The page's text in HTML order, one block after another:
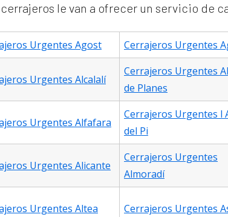
le van a ofrecer un servicio de
Urgentes Agost Cerrajeros Urgentes
Urgentes Alcalalí
Cerrajeros Urgentes
de Planes
Urgentes Alfafara
Cerrajeros Urgentes l
del Pi
Urgentes Alicante
Cerrajeros Urgentes
Almoradí
Urgentes Altea Cerrajeros Urgentes